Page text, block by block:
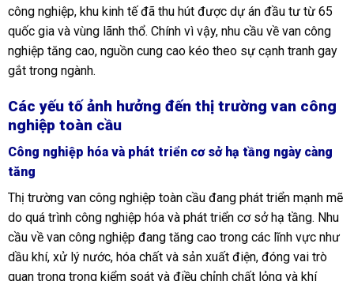
công nghiệp, khu kinh tế đã thu hút được dự án đầu tư từ 65
quốc gia và vùng lãnh thổ. Chính vì vậy, nhu cầu về van công
nghiệp tăng cao, nguồn cung cao kéo theo sự cạnh tranh gay
gắt trong ngành.
Các yếu tố ảnh hưởng đến thị trường van công
nghiệp toàn cầu
Công nghiệp hóa và phát triển cơ sở hạ tầng ngày càng
tăng
Thị trường van công nghiệp toàn cầu đang phát triển mạnh mẽ
do quá trình công nghiệp hóa và phát triển cơ sở hạ tầng. Nhu
cầu về van công nghiệp đang tăng cao trong các lĩnh vực như
dầu khí, xử lý nước, hóa chất và sản xuất điện, đóng vai trò
quan trọng trong kiểm soát và điều chỉnh chất lỏng và khí